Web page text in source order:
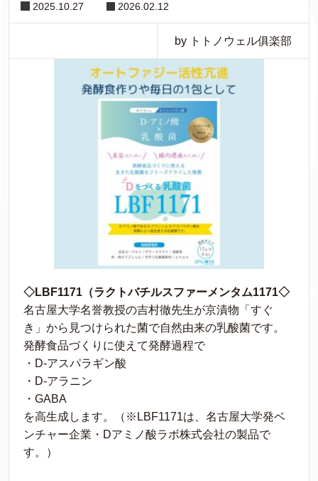
2025.10.27 2026.02.12
by トトノウェル俱楽部
◇LBF1171（ラクトバチルスファーメンタム1171◇
名古屋大学名誉教授の吉村徹先生が京漬物「すぐ
き」から見つけられた菌で自然由来の乳酸菌です。
発酵食品づくりに使えて発酵過程で
・D-アスパラギン酸
・D-アラニン
・GABA
を高生成します。（※LBF1171は、名古屋大学発ベ
ンチャー企業・Dアミノ酸ラボ株式会社の製品で
す。）